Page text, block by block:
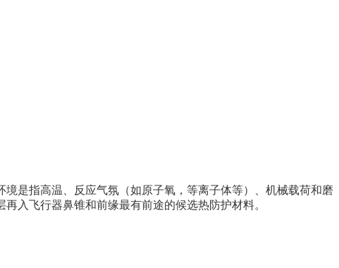
是指高温、反应气氛（如原子氧，等离子体等）、机械载荷和磨
入飞行器鼻锥和前缘最有前途的候选热防护材料。